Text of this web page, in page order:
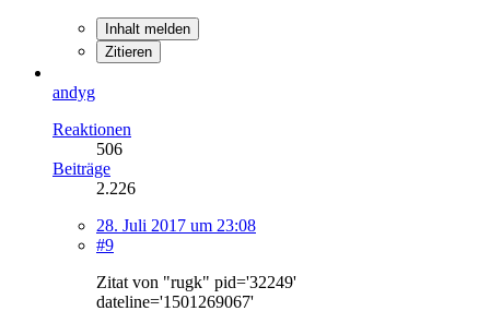
Inhalt melden
Zitieren
andyg
Reaktionen
506
Beiträge
2.226
28. Juli 2017 um 23:08
#9
Zitat von "rugk" pid='32249'
dateline='1501269067'